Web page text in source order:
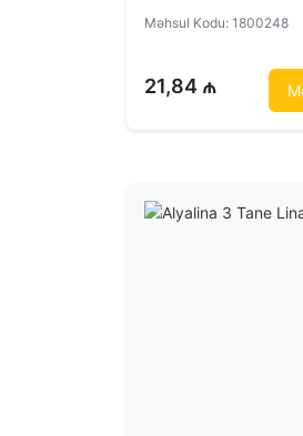
Məhsul Kodu: 1800248
21,84 ₼